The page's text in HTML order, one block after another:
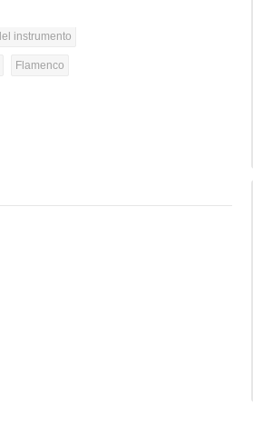
instrumento
Flamenco